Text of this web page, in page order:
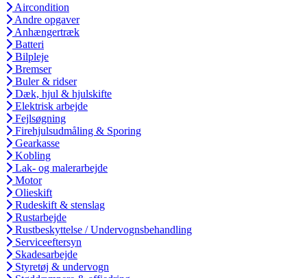
Aircondition
Andre opgaver
Anhængertræk
Batteri
Bilpleje
Bremser
Buler & ridser
Dæk, hjul & hjulskifte
Elektrisk arbejde
Fejlsøgning
Firehjulsudmåling & Sporing
Gearkasse
Kobling
Lak- og malerarbejde
Motor
Olieskift
Rudeskift & stenslag
Rustarbejde
Rustbeskyttelse / Undervognsbehandling
Serviceeftersyn
Skadesarbejde
Styretøj & undervogn